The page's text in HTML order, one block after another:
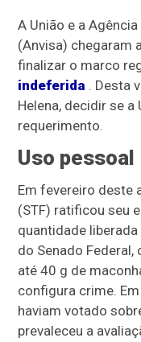
A União e a
(Anvisa) chegaram
finalizar o marco
indeferida . Desta
Helena, decidir se
requerimento.
Uso pessoal
Em fevereiro deste
(STF) ratificou seu
quantidade liberada
do Senado Federal,
até 40 g de
configura crime.
haviam votado
prevaleceu a